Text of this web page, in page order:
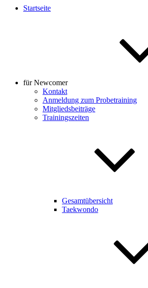
Startseite
für Newcomer
Kontakt
Anmeldung zum Probetraining
Mitgliedsbeiträge
Trainingszeiten
Gesamtübersicht
Taekwondo